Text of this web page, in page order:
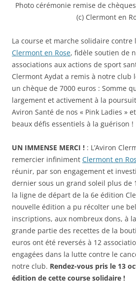
Photo cérémonie remise de
(c) Clermont en
La course et marche solidaire contre
Clermont en Rose, fidèle soutien de
associations aux actions de sport
Clermont Aydat a remis à notre club
un chèque de 7000 euros : Somme
largement et activement à la
Aviron Santé de nos « Pink Ladies »
beaux défis essentiels à la guérison !
UN IMMENSE MERCI ! : L’Aviron
remercier infiniment Clermont en
réunir, par son engagement et
dernier sous un grand soleil plus de
la ligne de départ de la 6e édition
nouvelle édition a pu récolter une
inscriptions, aux nombreux dons, à
grande partie des recettes de la
euros ont été reversés à 12
engagées dans la lutte contre le
notre club. Rendez-vous pris le 13
édition de cette course solidaire !